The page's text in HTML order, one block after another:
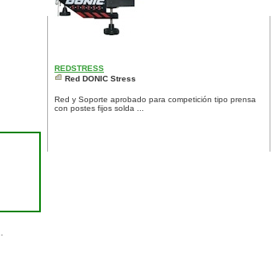
REDSTRESS
Red DONIC Stress
Red y Soporte aprobado para competición tipo prensa
con postes fijos solda ...